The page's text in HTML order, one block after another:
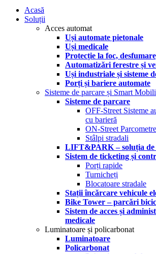
Acasă
Soluții
Acces automat
Uși automate pietonale
Uși medicale
Protecție la foc,
Automatizări ferestre și
Uși industriale și sisteme
Porți și bariere automate
Sisteme de parcare și Smart
Sisteme de parcare
OFF-Street Sisteme
cu barieră
ON-Street
Stâlpi stradali
LIFT&PARK – soluția
Sistem de ticketing și
Porți rapide
Turnicheți
Blocatoare stradale
Stații încărcare vehicule
Bike Tower – parcări
Sistem de acces și
medicale
Luminatoare și policarbonat
Luminatoare
Policarbonat